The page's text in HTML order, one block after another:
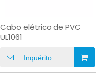
Cabo elétrico de PVC
UL1061
Inquérito